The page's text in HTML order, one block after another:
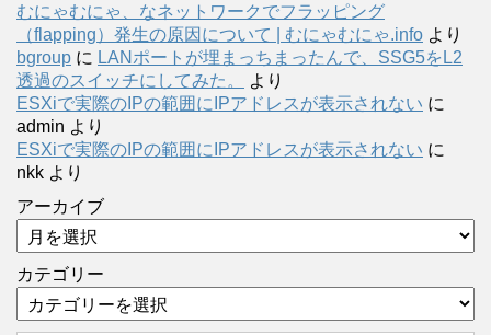
むにゃむにゃ、なネットワークでフラッピング
（flapping）発生の原因について | むにゃむにゃ.info より
bgroup に LANポートが埋まっちまったんで、SSG5をL2
透過のスイッチにしてみた。
より
ESXiで実際のIPの範囲にIPアドレスが表示されない に
admin より
ESXiで実際のIPの範囲にIPアドレスが表示されない に
nkk より
アーカイブ
カテゴリー